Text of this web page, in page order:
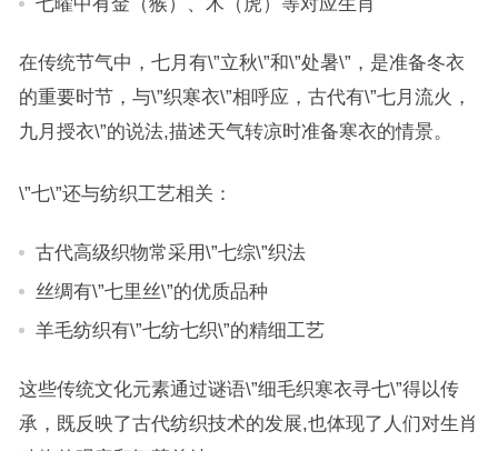
在传统节气中，七月有\”立秋\”和\”处暑\”，是准备冬衣
的重要时节，与\”织寒衣\”相呼应，古代有\”七月流火，
九月授衣\”的说法,描述天气转凉时准备寒衣的情景。
\”七\”还与纺织工艺相关：
古代高级织物常采用\”七综\”织法
丝绸有\”七里丝\”的优质品种
羊毛纺织有\”七纺七织\”的精细工艺
这些传统文化元素通过谜语\”细毛织寒衣寻七\”得以传
承，既反映了古代纺织技术的发展,也体现了人们对生肖